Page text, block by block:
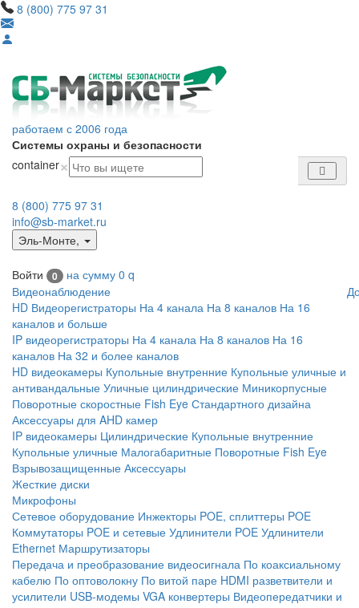
8 (800) 775 97 31
работаем с 2006 года
Системы охраны и безопасности
container×
8 (800) 775 97 31
info@sb-market.ru
Эль-Монте,
Войти 0 на сумму 0 q
Видеонаблюдение
HD Видеорегистраторы На 4 канала На 8 каналов На 16
каналов и больше
IP видеорегистраторы На 4 канала На 8 каналов На 16
каналов На 32 и более каналов
HD видеокамеры Купольные внутренние Купольные уличные и
антивандальные Уличные цилиндрические Миникорпусные
Поворотные скоростные Fish Eye Стандартного дизайна
Аксессуары для AHD камер
IP видеокамеры Цилиндрические Купольные внутренние
Купольные уличные Малогабаритные Поворотные Fish Eye
Взрывозащищенные Аксессуары
Жесткие диски
Микрофоны
Сетевое оборудование Инжекторы POE, сплиттеры POE
Коммутаторы POE и сетевые Удлинители POE Удлинители
Ethernet Маршрутизаторы
Передача и преобразование видеосигнала По коаксиальному
кабелю По оптоволокну По витой паре HDMI разветвители и
усилители USB-модемы VGA конвертеры Видеопередатчики и